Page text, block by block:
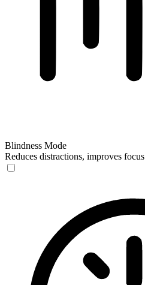
Blindness Mode
Reduces distractions, improves focus